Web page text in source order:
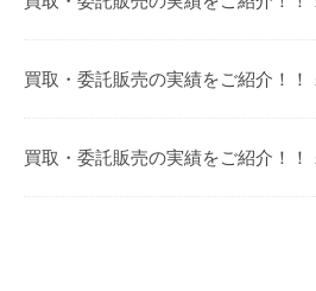
買取・委託販売の実績をご紹介！！
買取・委託販売の実績をご紹介！！